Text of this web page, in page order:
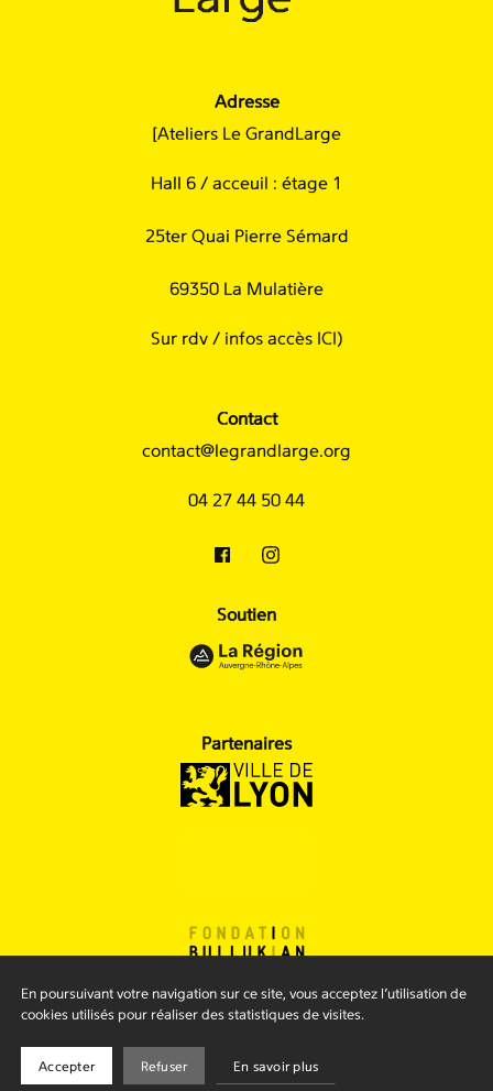
En poursuivant votre navigation sur ce site, vous acceptez l’utilisation de
cookies utilisés pour réaliser des statistiques de visites.
Accepter Refuser En savoir plus
Adresse
[Ateliers Le GrandLarge
Hall 6 / acceuil : étage 1
25ter Quai Pierre Sémard
69350 La Mulatière
Sur rdv / infos accès ICI)
Contact
contact@legrandlarge.org
04 27 44 50 44
Soutien
Partenaires